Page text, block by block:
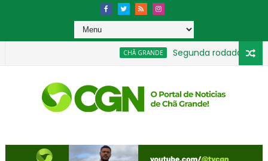
CHÃ GRANDE Segunda rodada